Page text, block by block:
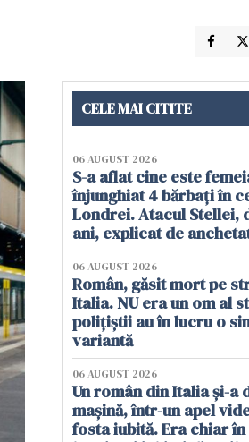
CELE MAI CITITE
06 AUGUST 2026
S-a aflat cine este
înjunghiat 4 bărbați în
Londrei. Atacul Stellei,
ani, explicat de
06 AUGUST 2026
Român, găsit mort pe
Italia. NU era un om al
polițiștii au în lucru o
variantă
06 AUGUST 2026
Un român din Italia și-a
mașină, într-un apel
fosta iubită. Era chiar